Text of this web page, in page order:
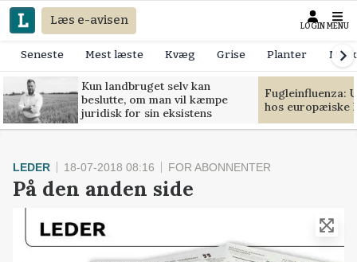
Læs e-avisen LOGIN MENU
Seneste Mest læste Kvæg Grise Planter
Kun landbruget selv kan
beslutte, om man vil kæmpe
juridisk for sin eksistens
Fugleinfluenza:
hos europæiske
LEDER 18-07-2018 08:16 FOR ABONNENTER
På den anden side